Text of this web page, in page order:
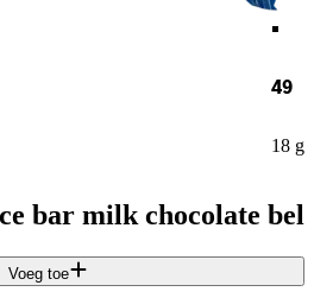
.
49
18 g
bar milk chocolate bel
Voeg toe